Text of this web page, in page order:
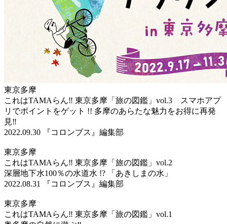
東京多摩
これはTAMAらん‼ 東京多摩「旅の図鑑」vol.3 スマホアプ
リでポイントをゲット !! 多摩のあらたな魅力をお得に再発
見‼
2022.09.30
『コロンブス』編集部
東京多摩
これはTAMAらん‼ 東京多摩「旅の図鑑」vol.2
深層地下水100％の水道水 !? 「あきしまの水」
2022.08.31
『コロンブス』編集部
東京多摩
これはTAMAらん‼ 東京多摩「旅の図鑑」vol.1